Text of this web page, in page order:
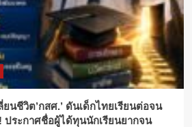
ยนชีวิต’กสศ.’ ดันเด็กไทยเรียนต่อจน
ระกาศชื่อผู้ได้ทุนนักเรียนยากจน